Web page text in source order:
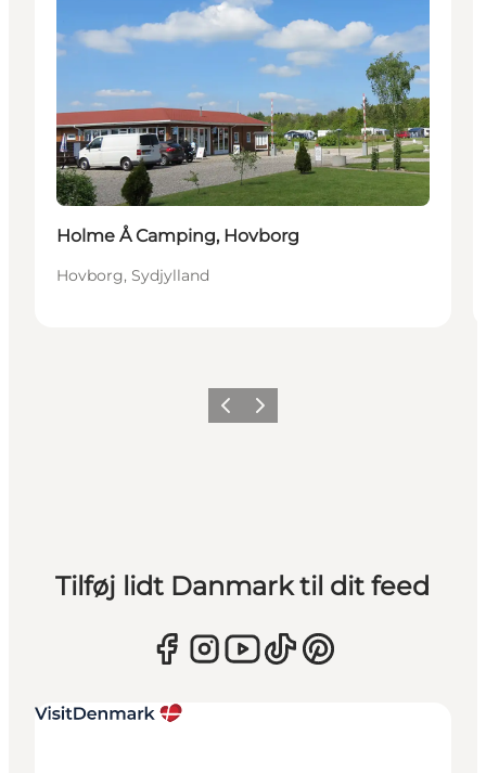
Holme Å Camping, Hovborg
Hovborg, Sydjylland
ForrigeNæste
Tilføj lidt Danmark til dit feed